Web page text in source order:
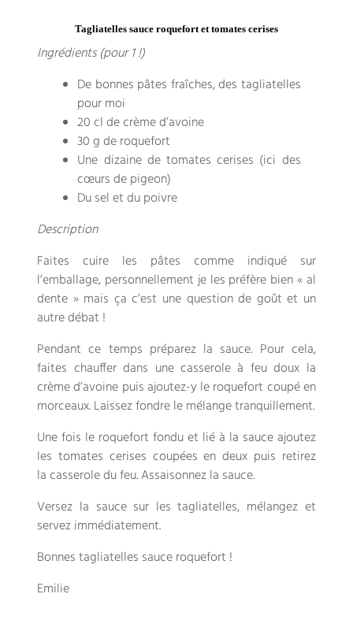
Tagliatelles sauce roquefort et tomates cerises
Ingrédients (pour 1 !)
De bonnes pâtes fraîches, des tagliatelles
pour moi
20 cl de crème d’avoine
30 g de roquefort
Une dizaine de tomates cerises (ici des
cœurs de pigeon)
Du sel et du poivre
Description
Faites cuire les pâtes comme indiqué sur
l’emballage, personnellement je les préfère bien « al
dente » mais ça c’est une question de goût et un
autre débat !
Pendant ce temps préparez la sauce. Pour cela,
faites chauffer dans une casserole à feu doux la
crème d’avoine puis ajoutez-y le roquefort coupé en
morceaux. Laissez fondre le mélange tranquillement.
Une fois le roquefort fondu et lié à la sauce ajoutez
les tomates cerises coupées en deux puis retirez
la casserole du feu. Assaisonnez la sauce.
Versez la sauce sur les tagliatelles, mélangez et
servez immédiatement.
Bonnes tagliatelles sauce roquefort !
Emilie